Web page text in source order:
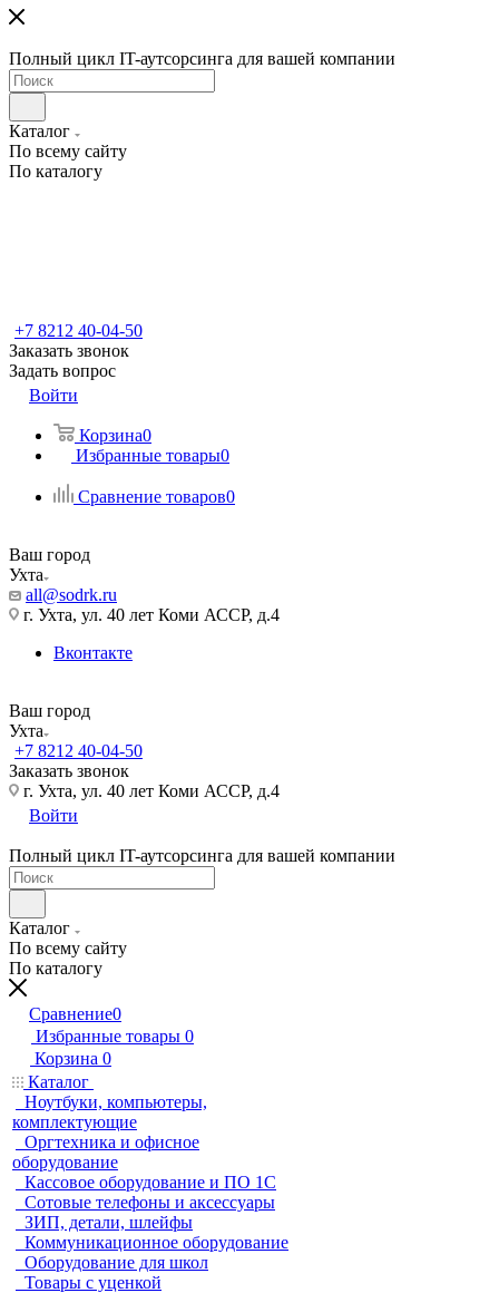
Полный цикл IT-аутсорсинга для вашей компании
Каталог
По всему сайту
По каталогу
+7 8212 40-04-50
Заказать звонок
Задать вопрос
Войти
Корзина0
Избранные товары0
Сравнение товаров0
Ваш город
Ухта
all@sodrk.ru
г. Ухта, ул. 40 лет Коми АССР, д.4
Вконтакте
Ваш город
Ухта
+7 8212 40-04-50
Заказать звонок
г. Ухта, ул. 40 лет Коми АССР, д.4
Войти
Полный цикл IT-аутсорсинга для вашей компании
Каталог
По всему сайту
По каталогу
Сравнение0
Избранные товары 0
Корзина 0
Каталог
Ноутбуки, компьютеры,
комплектующие
Оргтехника и офисное
оборудование
Кассовое оборудование и ПО 1С
Сотовые телефоны и аксессуары
ЗИП, детали, шлейфы
Коммуникационное оборудование
Оборудование для школ
Товары с уценкой